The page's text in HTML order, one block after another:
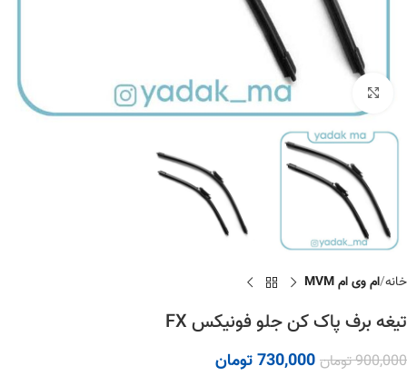
برای بزرگنمایی کلیک کنید
خانه ام وی ام MVM
تیغه برف پاک کن جلو فونیکس FX
900,000تومان730,000تومان